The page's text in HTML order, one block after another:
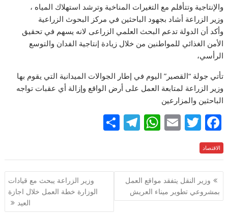
والإنتاجية وتتأقلم مع التغيرات المناخية وترشد استهلاك المياه ،
وزير الزراعة أشاد بجهود الباحثين في مركز البحوث الزراعية
وأكد أن الدولة تدعم البحث العلمي الزراعى لانه يسهم في تحقيق
الأمن الغذائي للمواطنين من خلال زيادة إنتاجية الفدان والتوسع
الرأسي،
تأتي جولة “القصير” اليوم في إطار الجوالات الميدانية التي يقوم بها
وزير الزراعة لمتابعة العمل على أرض الواقع وإزالة أي عقبات تواجه
الباحثين والمزارعين
F
ac
e
b
o
o
T
itt
er
E
ai
l
W
at
s
A
p
T
e
gr
m
ar
e
الاقتصاد
تصفّح
المقالات
وزير النقل يتفقد مواقع العمل
بمشروعي تطوير ميناء العريش
وزير الزراعة يبحث مع قيادات
الوزارة خطة العمل خلال اجازة
العيد